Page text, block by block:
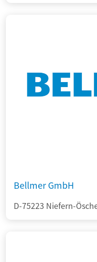
Bellmer GmbH
D-75223 Niefern-